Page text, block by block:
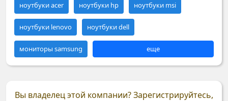
ноутбуки acer ноутбуки hp ноутбуки msi
ноутбуки lenovo ноутбуки dell
мониторы samsung еще
Вы владелец этой компании?Зарегистрируйтесь,